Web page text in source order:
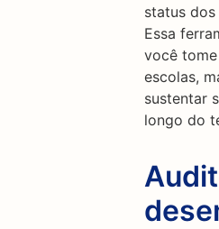
status
Essa
você
escolas,
sustentar
longo do